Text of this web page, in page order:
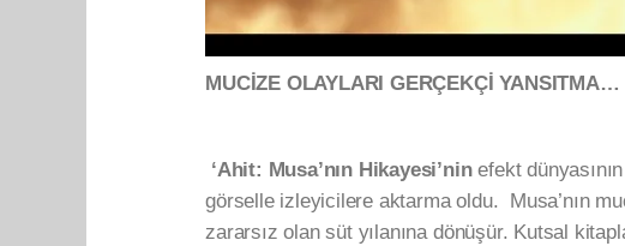
MUCİZE OLAYLARI GERÇEKÇİ YANSITMA…
‘Ahit: Musa’nın Hikayesi’ninefekt
görselle izleyicilere aktarma oldu. Musa’nın
zararsız olan süt yılanına dönüşür. Kutsal